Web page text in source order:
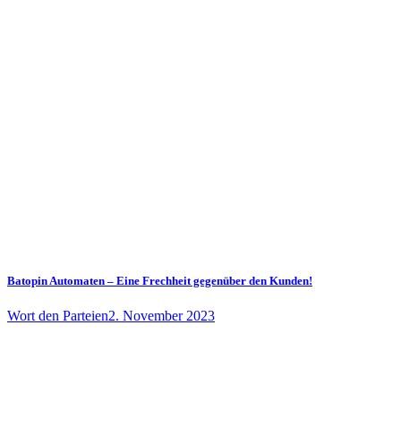
Batopin Automaten – Eine Frechheit gegenüber den Kunden!
Wort den Parteien2. November 2023